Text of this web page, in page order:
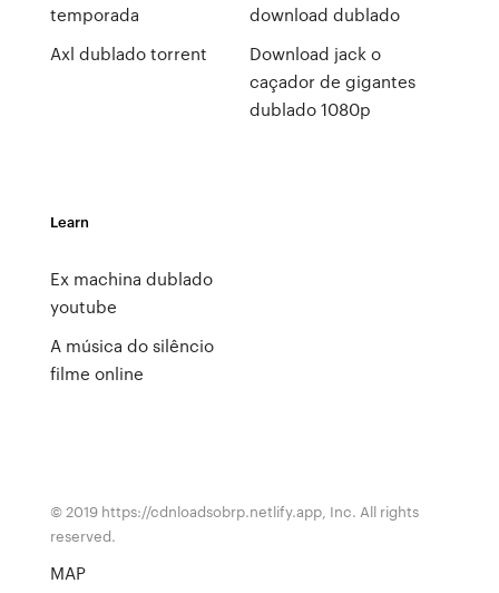
temporada
Axl dublado torrent
download dublado
Download jack o
caçador de gigantes
dublado 1080p
Learn
Ex machina dublado
youtube
A música do silêncio
filme online
© 2019 https://cdnloadsobrp.netlify.app, Inc. All rights
reserved.
MAP